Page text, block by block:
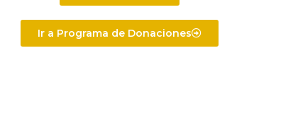
Ir a Programa de Donaciones